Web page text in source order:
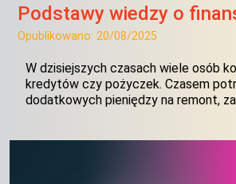
Podstawy wiedzy o
Opublikowano: 20/08/2025
W dzisiejszych czasach wiele osób
kredytów czy pożyczek. Czasem
dodatkowych pieniędzy na remont,